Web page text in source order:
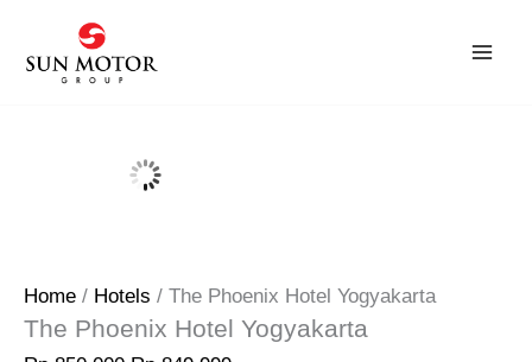
content
Sale!
Home / Hotels / The Phoenix Hotel Yogyakarta
The Phoenix Hotel Yogyakarta